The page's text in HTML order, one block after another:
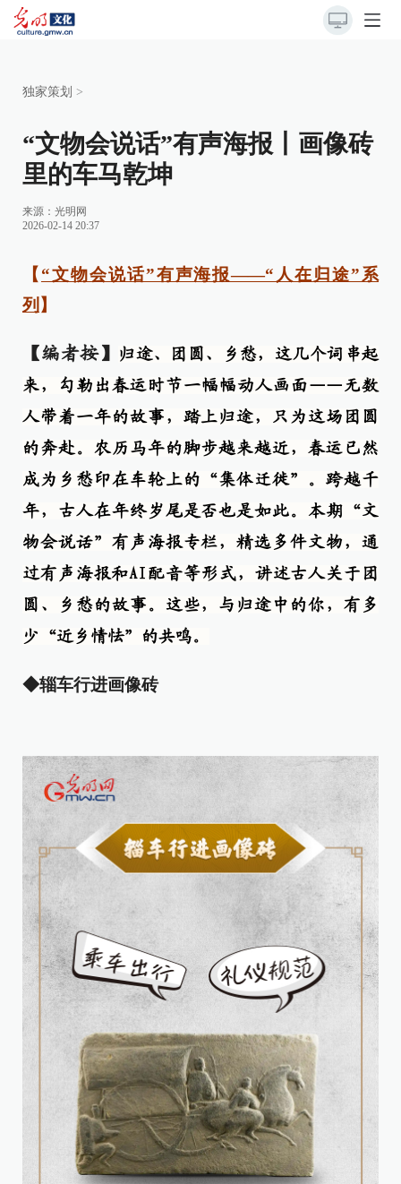
独家策划 >
“文物会说话”有声海报丨画像砖
里的车马乾坤
来源： 光明网
2026-02-14 20:37
【 “文物会说话”有声海报——“人在归途”系
列 】
【编者按】
归途、团圆、乡愁，这几个词串起
来，勾勒出春运时节一幅幅动人画面——无数
人带着一年的故事，踏上归途，只为这场团圆
的奔赴。农历马年的脚步越来越近，春运已然
成为乡愁印在车轮上的“集体迁徙”。跨越千
年，古人在年终岁尾是否也是如此。本期“文
物会说话”有声海报专栏，精选多件文物，通
过有声海报和AI配音等形式，讲述古人关于团
圆、乡愁的故事。这些，与归途中的你，有多
少“近乡情怯”的共鸣。
◆辎车行进画像砖